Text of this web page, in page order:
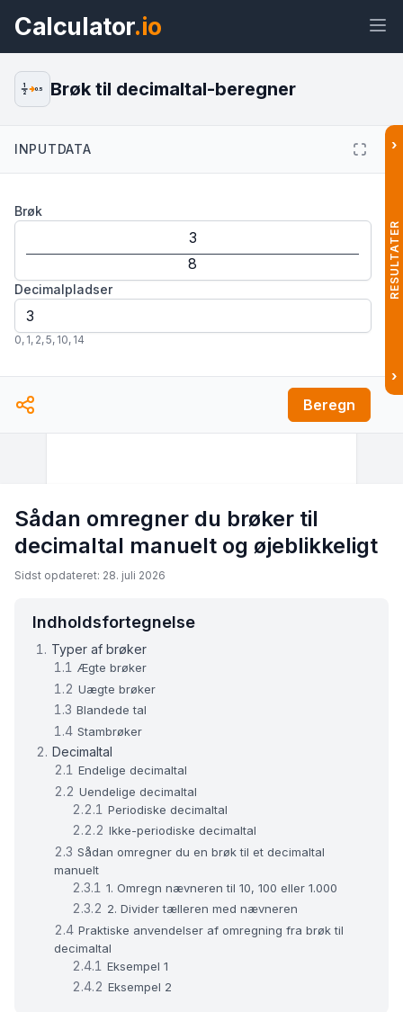
Calculator.io
beregner: Nem omregning Widget
1
2
0.5 Brøk til decimaltal-beregner
INPUTDATA
Brøk
Decimalpladser
0, 1, 2,5, 10, 14
Beregn
›
RESULTATER
›
Sådan omregner du brøker til
decimaltal manuelt og øjeblikkeligt
Sidst opdateret: 28. juli 2026
Indholdsfortegnelse
Typer af brøker
Ægte brøker
Uægte brøker
Blandede tal
Stambrøker
Decimaltal
Endelige decimaltal
Uendelige decimaltal
Periodiske decimaltal
Ikke-periodiske decimaltal
Sådan omregner du en brøk til et decimaltal
manuelt
1. Omregn nævneren til 10, 100 eller 1.000
2. Divider tælleren med nævneren
Praktiske anvendelser af omregning fra brøk til
decimaltal
Eksempel 1
Eksempel 2